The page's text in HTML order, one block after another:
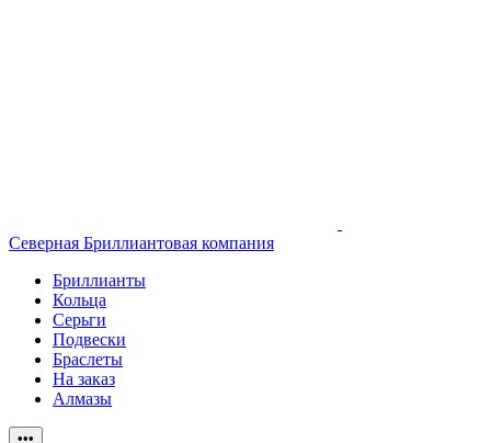
Северная Бриллиантовая компания
Бриллианты
Кольца
Серьги
Подвески
Браслеты
На заказ
Алмазы
•••